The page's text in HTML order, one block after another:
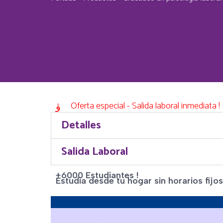
Oferta especial - Salida laboral inmediata !
Detalles
Salida Laboral
+6000 Estudiantes !
Estudia desde tu hogar sin horarios